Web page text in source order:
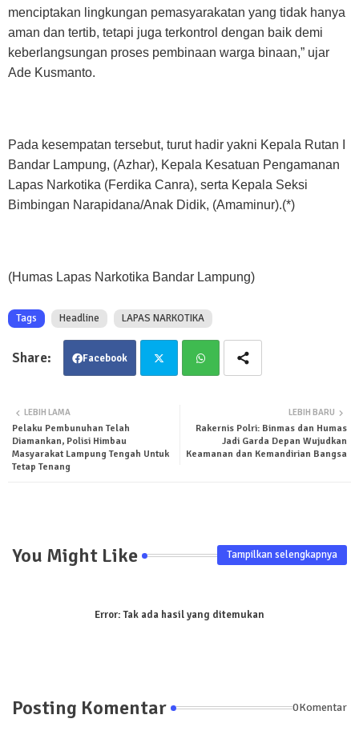
menciptakan lingkungan pemasyarakatan yang tidak hanya
aman dan tertib, tetapi juga terkontrol dengan baik demi
keberlangsungan proses pembinaan warga binaan,” ujar
Ade Kusmanto.
Pada kesempatan tersebut, turut hadir yakni Kepala Rutan I
Bandar Lampung, (Azhar), Kepala Kesatuan Pengamanan
Lapas Narkotika (Ferdika Canra), serta Kepala Seksi
Bimbingan Narapidana/Anak Didik, (Amaminur).(*)
(Humas Lapas Narkotika Bandar Lampung)
Tags Headline LAPAS NARKOTIKA
Facebook
tsa
LEBIH BARU
Rakernis Polri: Binmas dan Humas
Jadi Garda Depan Wujudkan
Keamanan dan Kemandirian Bangsa
LEBIH LAMA
Pelaku Pembunuhan Telah
Diamankan, Polisi Himbau
Masyarakat Lampung Tengah Untuk
Tetap Tenang
You Might Like Tampilkan selengkapnya
Error:Tak ada hasil yang ditemukan
Posting Komentar 0Komentar